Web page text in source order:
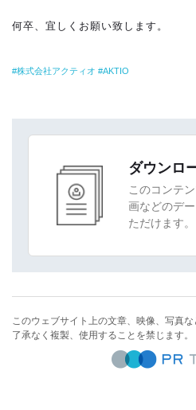
何卒、宜しくお願い致します。
株式会社アクティオ AKTIO
ダウンロ
このコンテ
画などのデ
ただけます。
このウェブサイト上の文章、映像、写真
了承なく複製、使用することを禁じます。